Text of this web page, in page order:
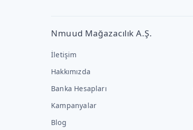
Nmuud Mağazacılık A.Ş.
İletişim
Hakkımızda
Banka Hesapları
Kampanyalar
Blog